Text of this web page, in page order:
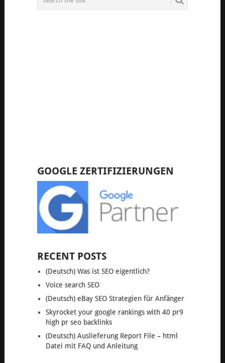
NAVIGATION
GOOGLE ZERTIFIZIERUNGEN
RECENT POSTS
(Deutsch) Was ist SEO eigentlich?
Voice search SEO
(Deutsch) eBay SEO Strategien für Anfänger
Skyrocket your google rankings with 40 pr9
high pr seo backlinks
(Deutsch) Auslieferung Report File – html
Datei mit FAQ und Anleitung